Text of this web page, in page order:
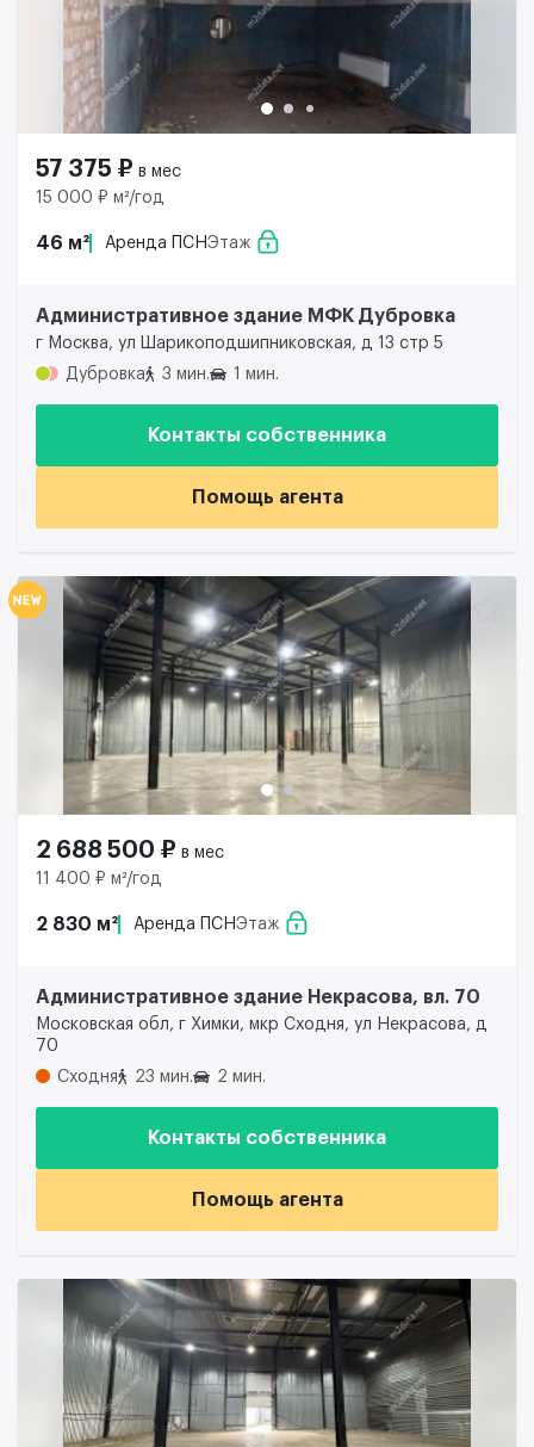
57 375 ₽ в мес
15 000 ₽ м²/год
46 м² Аренда ПСНЭтаж
Административное здание МФК Дубровка
г Москва, ул Шарикоподшипниковская, д 13 стр 5
Дубровка
3 мин. 1 мин.
Контакты собственника
Помощь агента
2 688 500 ₽ в мес
11 400 ₽ м²/год
2 830 м² Аренда ПСНЭтаж
Административное здание Некрасова, вл. 70
Московская обл, г Химки, мкр Сходня, ул Некрасова, д
70
Сходня
23 мин. 2 мин.
Контакты собственника
Помощь агента